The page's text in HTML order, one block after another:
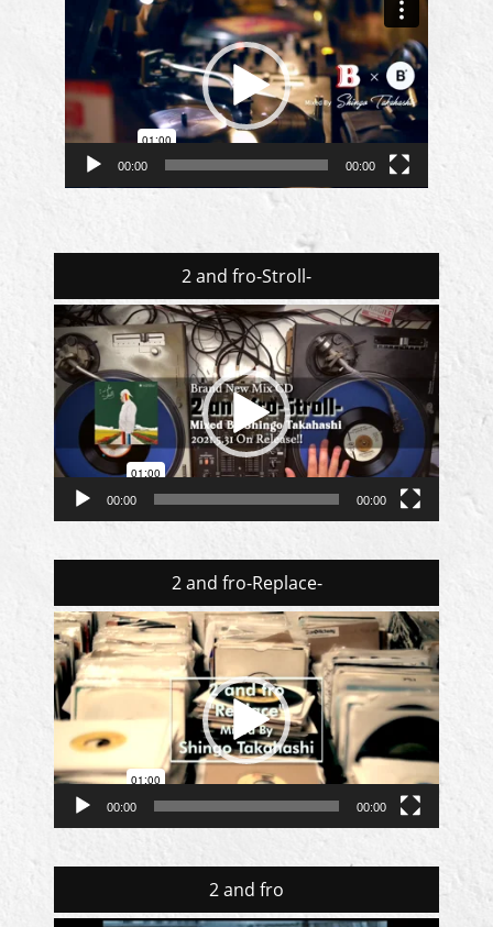
ー
ヤ
ー
00:00 00:00
2 and fro-Stroll-
動
画
プ
レ
ー
ー
00:00 00:00
2 and fro-Replace-
動
画
プ
レ
ー
00:00 00:00
2 and fro